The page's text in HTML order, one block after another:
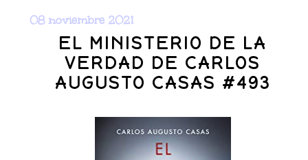
08 noviembre 2021
EL MINISTERIO DE LA
VERDAD DE CARLOS
AUGUSTO CASAS #493